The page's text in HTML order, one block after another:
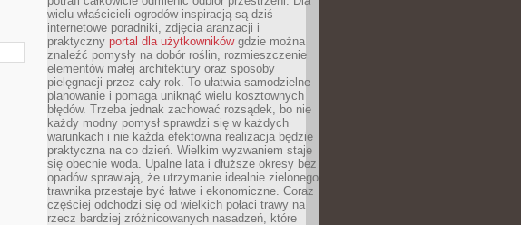
wielu właścicieli ogrodów inspiracją są dziś
internetowe poradniki, zdjęcia aranżacji i
praktyczny portal dla użytkownikówgdzie można
znaleźć pomysły na dobór roślin, rozmieszczenie
elementów małej architektury oraz sposoby
pielęgnacji przez cały rok. To ułatwia samodzielne
planowanie i pomaga uniknąć wielu kosztownych
błędów. Trzeba jednak zachować rozsądek, bo nie
każdy modny pomysł sprawdzi się w każdych
warunkach i nie każda efektowna realizacja będzie
praktyczna na co dzień. Wielkim wyzwaniem staje
się obecnie woda. Upalne lata i dłuższe okresy bez
opadów sprawiają, że utrzymanie idealnie zielonego
trawnika przestaje być łatwe i ekonomiczne. Coraz
częściej odchodzi się od wielkich połaci trawy na
rzecz bardziej zróżnicowanych nasadzeń, które